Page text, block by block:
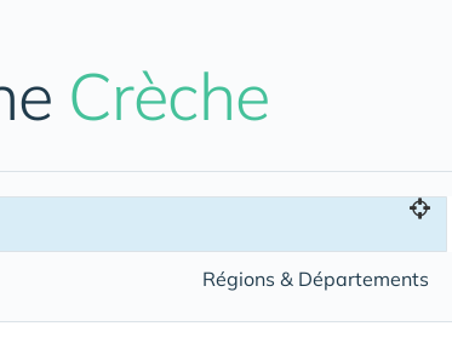
Crèche
Régions & Départements